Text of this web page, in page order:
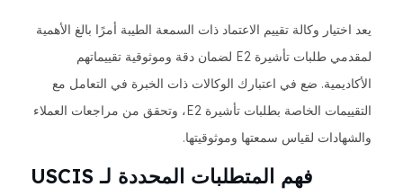
يعد اختيار وكالة تقييم الاعتماد ذات السمعة الطيبة أمرًا بالغ الأهمية
لمقدمي طلبات تأشيرة E2 لضمان دقة وموثوقية تقييماتهم
الأكاديمية. ضع في اعتبارك الوكالات ذات الخبرة في التعامل مع
التقييمات الخاصة بطلبات تأشيرة E2، وتحقق من مراجعات العملاء
والشهادات لقياس سمعتها وموثوقيتها.
فهم المتطلبات المحددة لـ USCIS